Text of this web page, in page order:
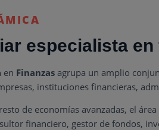
especialista
en Finanzas agrupa un amplio
instituciones financieras,
de economías avanzadas, el
financiero, gestor de fondos,